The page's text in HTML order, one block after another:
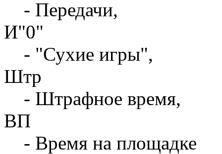
- Передачи,
И"0"
- "Сухие игры",
Штр
- Штрафное время,
ВП
- Время на площадке